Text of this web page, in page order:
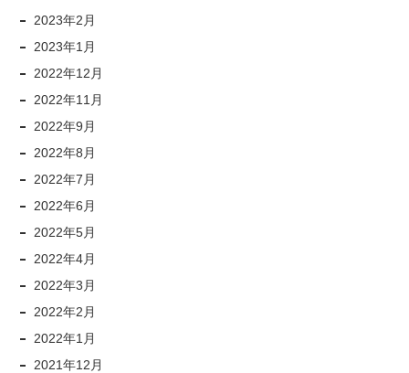
2023年2月
2023年1月
2022年12月
2022年11月
2022年9月
2022年8月
2022年7月
2022年6月
2022年5月
2022年4月
2022年3月
2022年2月
2022年1月
2021年12月